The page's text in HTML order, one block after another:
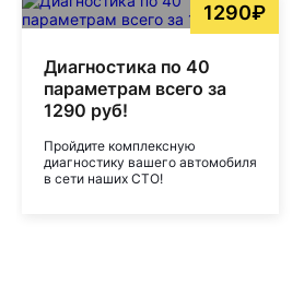
1290₽
Диагностика по 40
параметрам всего за
1290 руб!
Пройдите комплексную
диагностику вашего автомобиля
в сети наших СТО!